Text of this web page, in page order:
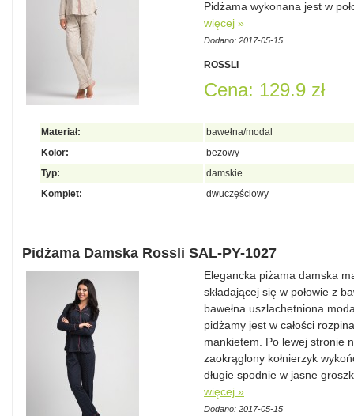
Pidżama wykonana jest w
więcej »
Dodano: 2017-05-15
ROSSLI
Cena: 129.9 zł
Materiał:
bawełna/modal
Kolor:
beżowy
Typ:
damskie
Komplet:
dwuczęściowy
Pidżama Damska Rossli SAL-PY-1027
Elegancka piżama damska
składającej się w połowie z
bawełna uszlachetniona
pidżamy jest w całości
mankietem. Po lewej stronie
zaokrąglony kołnierzyk
długie spodnie w jasne
więcej »
Dodano: 2017-05-15